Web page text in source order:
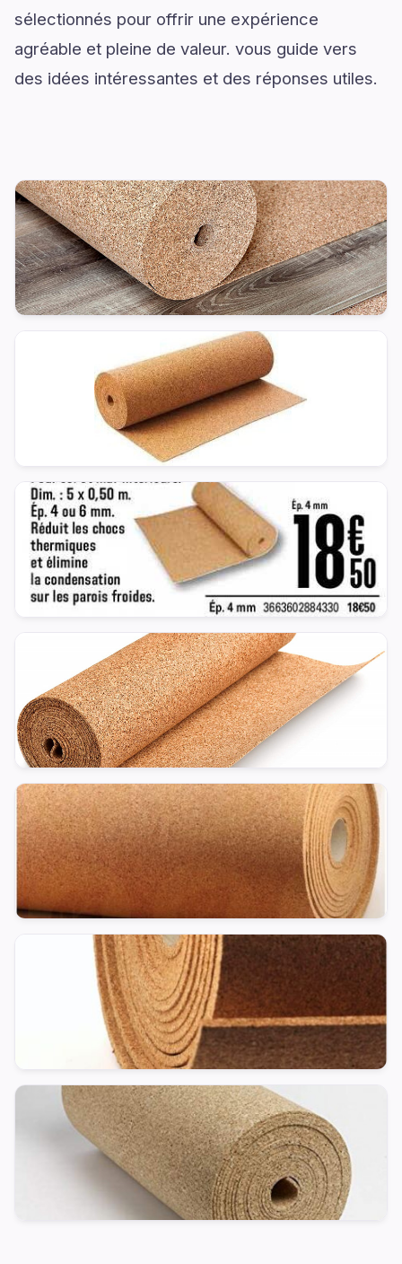
sélectionnés pour offrir une expérience
agréable et pleine de valeur. vous guide vers
des idées intéressantes et des réponses utiles.